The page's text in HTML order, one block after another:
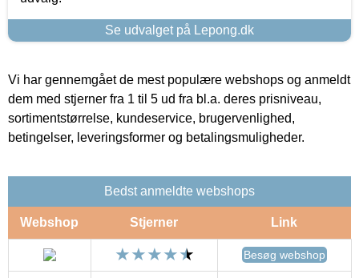
Se udvalget på Lepong.dk
Vi har gennemgået de mest populære webshops og anmeldt
dem med stjerner fra 1 til 5 ud fra bl.a. deres prisniveau,
sortimentstørrelse, kundeservice, brugervenlighed,
betingelser, leveringsformer og betalingsmuligheder.
Bedst anmeldte webshops
Webshop Stjerner Link
Besøg webshop